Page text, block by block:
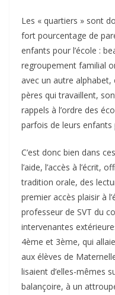
Les « quartiers » sont
fort pourcentage de
enfants pour l’école :
regroupement familial
avec un autre alphabet,
pères qui travaillent,
rappels à l’ordre des
parfois de leurs
C’est donc bien dans
l’aide, l’accès à l’écrit,
tradition orale, des
premier accès plaisir à
professeur de SVT du
intervenantes
4ème et 3ème, qui
aux élèves de
lisaient d’elles-mêmes
balançoire, à un